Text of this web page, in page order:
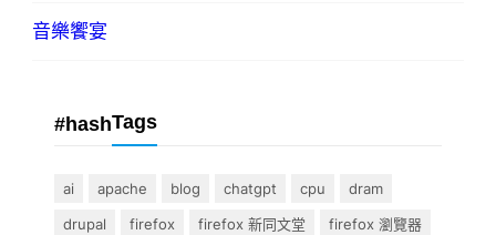
音樂饗宴
#hashTags
ai apache blog chatgpt cpu
dram
drupal
firefox firefox 新同文堂
firefox 瀏覽器